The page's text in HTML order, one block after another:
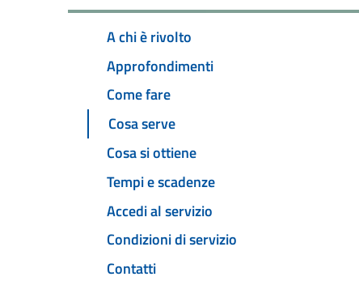
A chi è rivolto
Approfondimenti
Come fare
Cosa serve
Cosa si ottiene
Tempi e scadenze
Accedi al servizio
Condizioni di servizio
Contatti